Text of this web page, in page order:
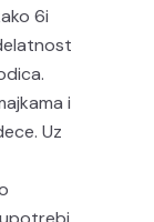
6i
i
Uz